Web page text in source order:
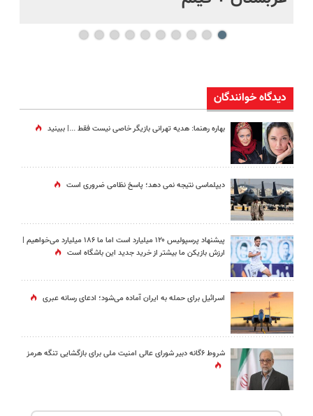
دیدگاه خوانندگان
بهاره رهنما: هدیه تهرانی بازیگر خاصی نیست فقط ...|‌ ببینید
دیپلماسی نتیجه‌ نمی دهد؛ پاسخ نظامی ضروری است
پیشنهاد پرسپولیس ۱۲۰ میلیارد است اما ما ۱۸۶ میلیارد می‌خواهیم |
ارزش بازیکن ما بیشتر از خرید جدید این باشگاه است
اسرائیل برای حمله به ایران آماده می‌شود؛ ادعای رسانه عبری
شروط ۶گانه دبیر شورای عالی امنیت ملی برای بازگشایی تنگه هرمز